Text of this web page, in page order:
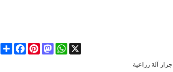
Share
FacebookPinterest
MastodonWhatsApp
X
جرار آلة زراعية